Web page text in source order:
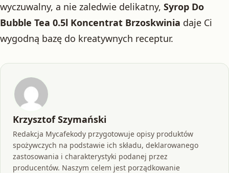
wyczuwalny, a nie zaledwie delikatny, Syrop Do
Bubble Tea 0.5l Koncentrat Brzoskwinia daje Ci
wygodną bazę do kreatywnych receptur.
Krzysztof Szymański
Redakcja Mycafekody przygotowuje opisy produktów
spożywczych na podstawie ich składu, deklarowanego
zastosowania i charakterystyki podanej przez
producentów. Naszym celem jest porządkowanie